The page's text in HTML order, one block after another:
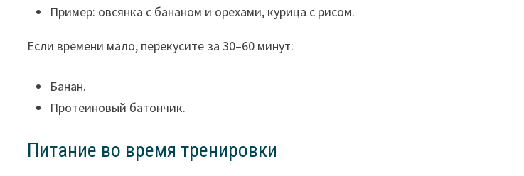
Пример: овсянка с бананом и орехами, курица с рисом.
Если времени мало, перекусите за 30–60 минут:
Банан.
Протеиновый батончик.
Питание во время тренировки